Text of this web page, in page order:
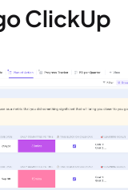
ClickUp